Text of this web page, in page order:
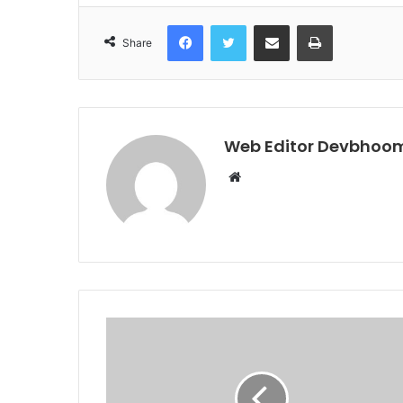
Share
FacebookTwitter Share via Email Print
Web Editor
Website